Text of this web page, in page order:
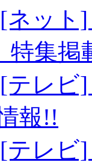
[ネット]
特集
[テレビ]
報!!
[テレビ